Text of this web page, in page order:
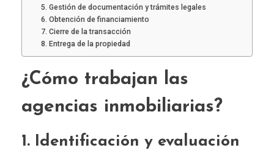
5. Gestión de documentación y trámites legales
6. Obtención de financiamiento
7. Cierre de la transacción
8. Entrega de la propiedad
¿Cómo trabajan las
agencias inmobiliarias?
1. Identificación y evaluación